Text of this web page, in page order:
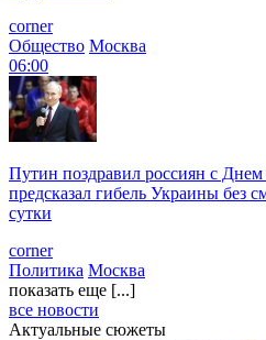
corner
Общество Москва
06:00
Путин поздравил россиян с Днем
предсказал гибель Украины без
сутки
corner
Политика Москва
показать еще [...]
все новости
Актуальные сюжеты